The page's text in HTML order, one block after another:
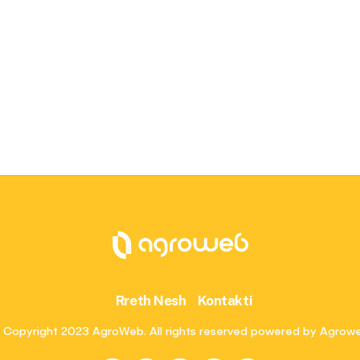
Rreth Nesh Kontakti
2023 AgroWeb. All rights reserved powered by